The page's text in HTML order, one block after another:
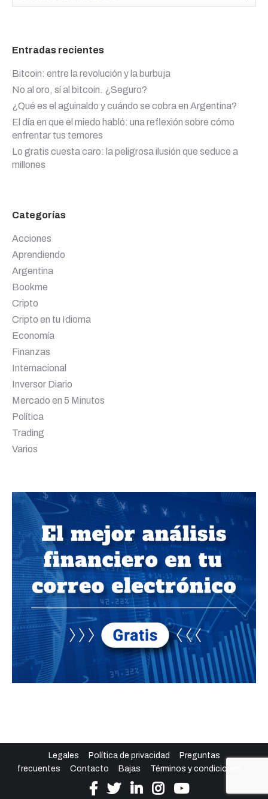
Entradas recientes
Bitcoin: entre la revolución y la burbuja
No al oro, sí al bitcoin. ¿Seguro?
¿Qué es el aguinaldo y cuándo se cobra en Argentina?
El día en que el miedo habló: una reflexión sobre cómo
enfrentar tus temores
Lo gratis cuesta caro: la peligrosa ilusión que seduce a
millones
Categorías
Acciones
Aprendiendo
Argentina
Bookme
Cripto
Cripto en tu Idioma
Economía
Finanzas
Internacional
Inversor Diario
Mercado en 5 Minutos
Política
Trading
Varios
Legales Política de privacidad
Preguntas
frecuentes
Contacto Bajas Términos y condiciones